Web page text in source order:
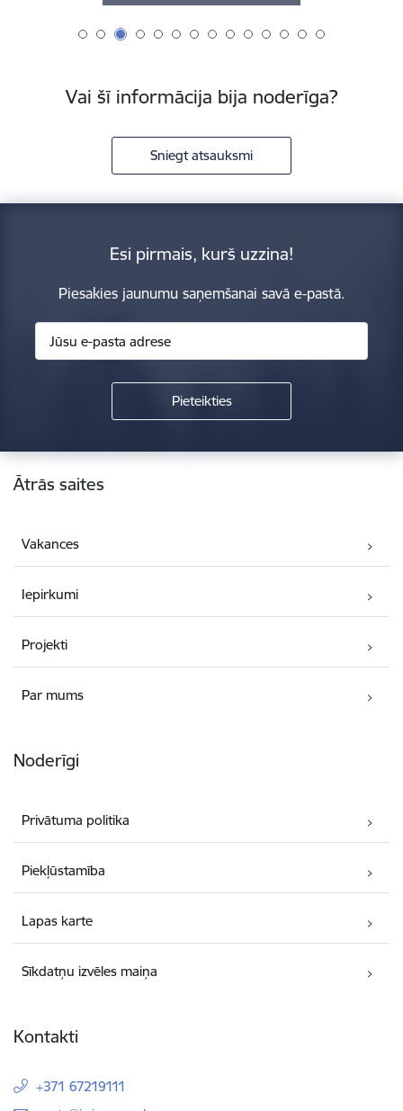
Vai šī informācija bija noderīga?
Sniegt atsauksmi
Esi pirmais, kurš uzzina!
Piesakies jaunumu saņemšanai savā e-pastā.
Kājene
Ātrās saites
Vakances
Iepirkumi
Projekti
Par mums
Noderīgi
Privātuma politika
Piekļūstamība
Lapas karte
Sīkdatņu izvēles maiņa
Kontakti
+371 67219111